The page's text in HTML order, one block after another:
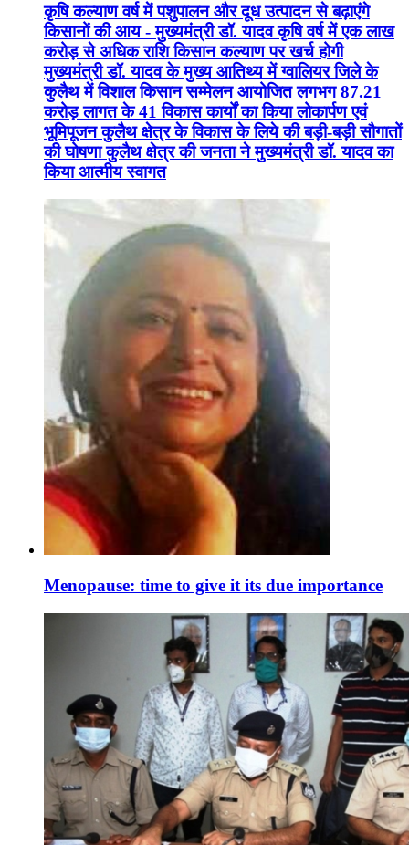
कृषि कल्याण वर्ष में पशुपालन और दूध उत्पादन से बढ़ाएंगे
किसानों की आय - मुख्यमंत्री डॉ. यादव कृषि वर्ष में एक लाख
करोड़ से अधिक राशि किसान कल्याण पर खर्च होगी
मुख्यमंत्री डॉ. यादव के मुख्य आतिथ्य में ग्वालियर जिले के
कुलैथ में विशाल किसान सम्मेलन आयोजित लगभग 87.21
करोड़ लागत के 41 विकास कार्यों का किया लोकार्पण एवं
भूमिपूजन कुलैथ क्षेत्र के विकास के लिये की बड़ी-बड़ी सौगातों
की घोषणा कुलैथ क्षेत्र की जनता ने मुख्यमंत्री डॉ. यादव का
किया आत्मीय स्वागत
Menopause: time to give it its due importance